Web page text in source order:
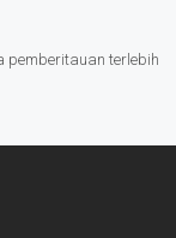
terlebih